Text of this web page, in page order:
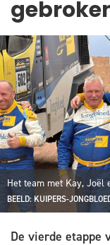
Het team met Kay, Joël
BEELD: KUIPERS-
De vierde etappe